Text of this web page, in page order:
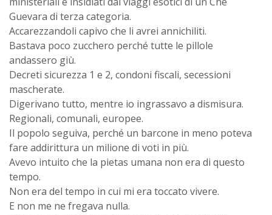
Guevara di terza categoria.
Accarezzandoli capivo che li avrei annichiliti.
Bastava poco zucchero perché tutte le pillole
andassero giù.
Decreti sicurezza 1 e 2, condoni fiscali, secessioni
mascherate.
Digerivano tutto, mentre io ingrassavo a dismisura.
Regionali, comunali, europee.
Il popolo seguiva, perché un barcone in meno poteva
fare addirittura un milione di voti in più.
Avevo intuito che la pietas umana non era di questo
tempo.
Non era del tempo in cui mi era toccato vivere.
E non me ne fregava nulla.